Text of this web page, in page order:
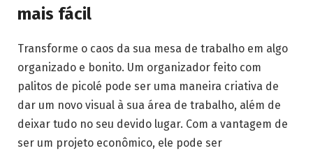
mais fácil
Transforme o caos da sua mesa de trabalho em algo
organizado e bonito. Um organizador feito com
palitos de picolé pode ser uma maneira criativa de
dar um novo visual à sua área de trabalho, além de
deixar tudo no seu devido lugar. Com a vantagem de
ser um projeto econômico, ele pode ser